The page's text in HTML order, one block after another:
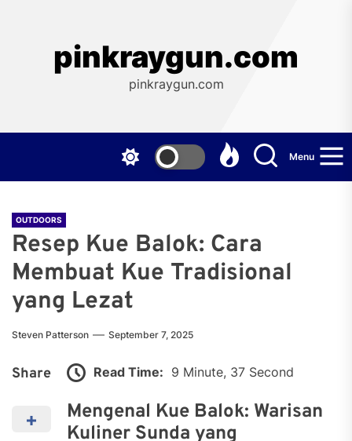
pinkraygun.com
pinkraygun.com
Menu
OUTDOORS
Resep Kue Balok: Cara
Membuat Kue Tradisional
yang Lezat
Steven Patterson September 7, 2025
Share Read Time: 9 Minute, 37 Second
Mengenal Kue Balok: Warisan
Kuliner Sunda yang